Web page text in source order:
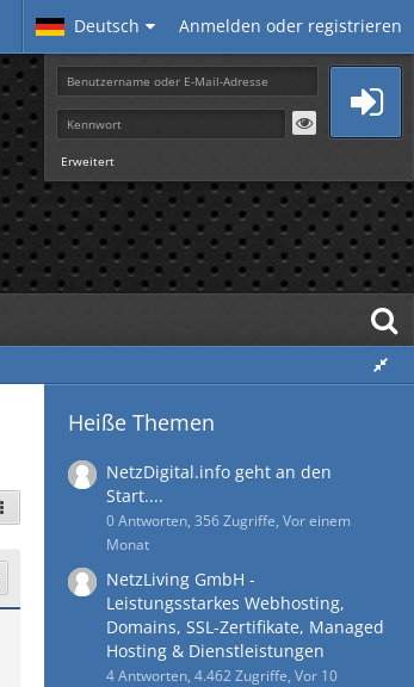
Deutsch Anmelden oder registrieren
Erweitert
Heiße Themen
NetzDigital.info geht an den
Start....
0 Antworten, 356 Zugriffe, Vor einem
Monat
NetzLiving GmbH -
Leistungsstarkes Webhosting,
Domains, SSL-Zertifikate, Managed
Hosting & Dienstleistungen
4 Antworten, 4.462 Zugriffe, Vor 10